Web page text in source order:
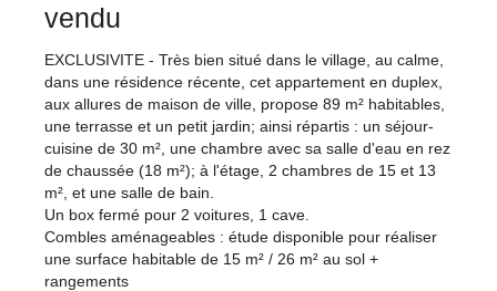
vendu
EXCLUSIVITE - Très bien situé dans le village, au calme,
dans une résidence récente, cet appartement en duplex,
aux allures de maison de ville, propose 89 m² habitables,
une terrasse et un petit jardin; ainsi répartis : un séjour-
cuisine de 30 m², une chambre avec sa salle d'eau en rez
de chaussée (18 m²); à l'étage, 2 chambres de 15 et 13
m², et une salle de bain.
Un box fermé pour 2 voitures, 1 cave.
Combles aménageables : étude disponible pour réaliser
une surface habitable de 15 m² / 26 m² au sol +
rangements